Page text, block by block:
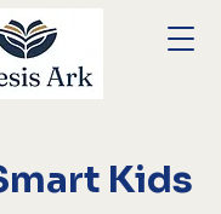
Kids